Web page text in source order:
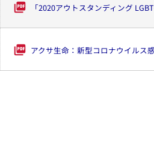
「2020アウトスタンディング
アクサ生命：新型コロナウイルス